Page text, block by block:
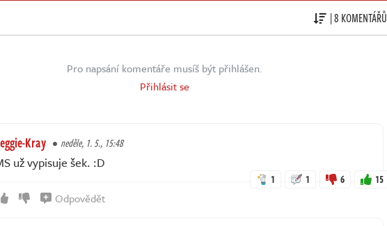
| 8 KOMENTÁŘŮ
Pro napsání komentáře musíš být přihlášen.
Přihlásit se
Kray neděle, 1. 5., 15:48
už vypisuje šek. :D
1 1 6 15
Odpovědět